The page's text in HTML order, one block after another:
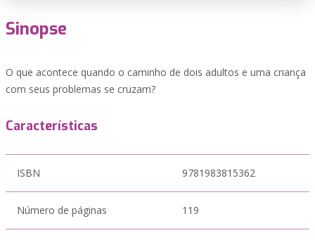
Sinopse
O que acontece quando o caminho de dois adultos e uma criança
com seus problemas se cruzam?
Características
ISBN 9781983815362
Número de páginas 119